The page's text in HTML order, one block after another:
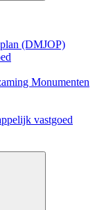
(DMJOP)
Monumenten
vastgoed